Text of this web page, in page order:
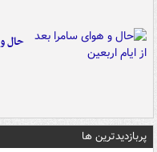
حال
پربازدیدترین ها